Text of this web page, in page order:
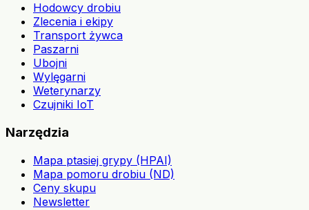
Hodowcy drobiu
Zlecenia i ekipy
Transport żywca
Paszarni
Ubojni
Wylęgarni
Weterynarzy
Czujniki IoT
Narzędzia
Mapa ptasiej grypy (HPAI)
Mapa pomoru drobiu (ND)
Ceny skupu
Newsletter